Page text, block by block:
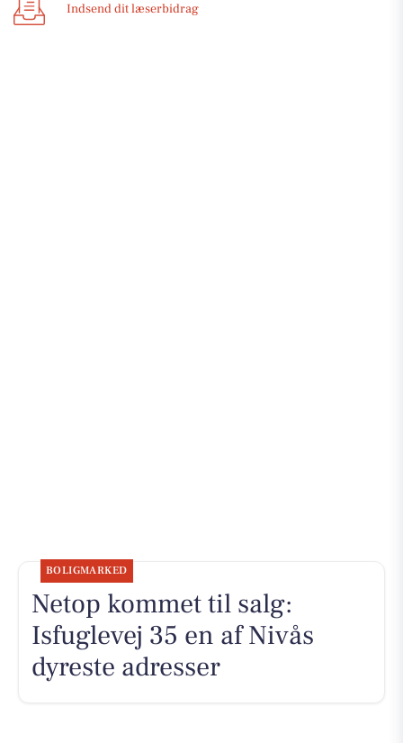
Indsend dit læserbidrag
BOLIGMARKED
Netop kommet til salg:
Isfuglevej 35 en af Nivås
dyreste adresser